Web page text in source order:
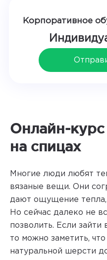
Корпоративное
Онлайн-
на спицах
Многие люди любят
вязаные вещи. Они
дают ощущение тепла,
Но сейчас далеко не
позволить. Если
то можно заметить,
натуральной шерсти